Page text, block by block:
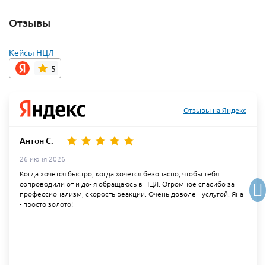
Отзывы
Кейсы НЦЛ
5
Отзывы на Яндекс
Антон С.
26 июня 2026
Когда хочется быстро, когда хочется безопасно, чтобы тебя
сопроводили от и до- я обращаюсь в НЦЛ. Огромное спасибо за
профессионализм, скорость реакции. Очень доволен услугой. Яна
- просто золото!